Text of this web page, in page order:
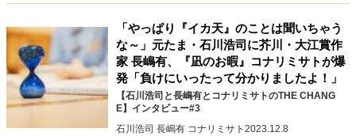
「やっぱり『イカ天』のことは聞いちゃう
な～」元たま・石川浩司に芥川・大江賞作
家 長嶋有、『凪のお暇』コナリミサトが爆
発「負けにいったって分かりましたよ！」
【石川浩司と長嶋有とコナリミサトのTHE CHANG
E】インタビュー#3
石川浩司 長嶋有 コナリミサト 2023.12.8